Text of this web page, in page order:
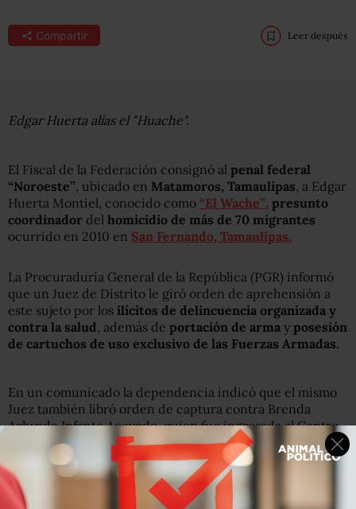
Compartir Leer después
Edgar Huerta alías el "Huache".
El Fiscal de la Federación consignó al penal federal
“Noroeste”, ubicado en Matamoros, Tamaulipas, a Edgar
Huerta Montiel, conocido como “El Wache”, presunto
coordinador del homicidio de más de 70 migrantes
ocurrido en 2010 en San Fernando, Tamaulipas.
La Procuraduría General de la República (PGR) informó
que un Juez de Distrito le giró orden de aprehensión a
este sujeto por los ilícitos de delincuencia organizada y
contra la salud, además de portación de arma y posesión
de cartuchos de uso exclusivo de las Fuerzas Armadas.
En un comunicado la dependencia indicó que el mismo
Juez también libró orden de captura contra Brenda
Azhyade Infante Acevedo, quien fue ingresada al Centro
de Reinserción Social y de Adolescentes de Baja